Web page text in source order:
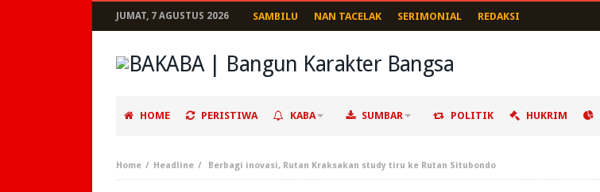
JUMAT, 7 AGUSTUS 2026 SAMBILU NAN TACELAK SERIMONIAL REDAKSI
HOME PERISTIWA KABA SUMBAR POLITIK HUKRIM
Home Headline Berbagi inovasi, Rutan Kraksakan study tiru ke Rutan Situbondo